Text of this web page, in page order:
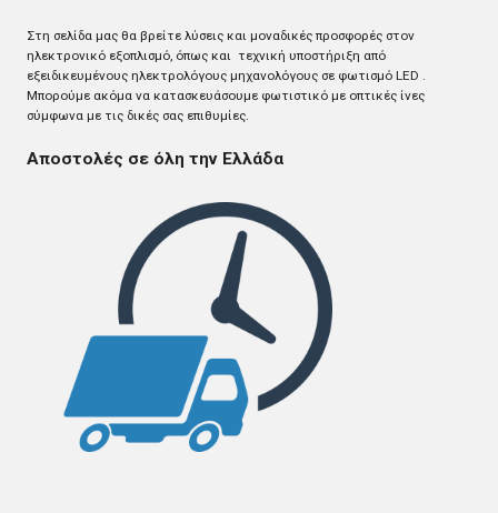
Στη σελίδα μας θα βρείτε λύσεις και μοναδικές προσφορές στον
ηλεκτρονικό εξοπλισμό, όπως και τεχνική υποστήριξη από
εξειδικευμένους ηλεκτρολόγους μηχανολόγους σε φωτισμό LED .
Mπορούμε ακόμα να κατασκευάσουμε φωτιστικό με οπτικές ίνες
σύμφωνα με τις δικές σας επιθυμίες.
Αποστολές σε όλη την Ελλάδα